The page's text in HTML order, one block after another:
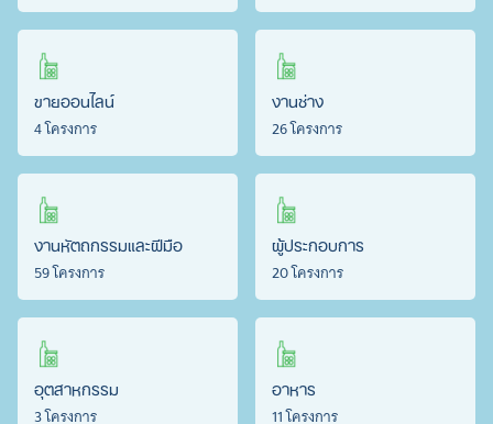
ขายออนไลน์
4 โครงการ
งานช่าง
26 โครงการ
งานหัตถกรรมและฝีมือ
59 โครงการ
ผู้ประกอบการ
20 โครงการ
อุตสาหกรรม
3 โครงการ
อาหาร
11 โครงการ